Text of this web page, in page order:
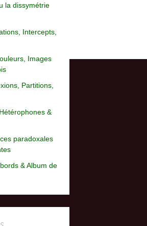
la dissymétrie
Intercepts,
Images
Partitions,
&
paradoxales
& Album de